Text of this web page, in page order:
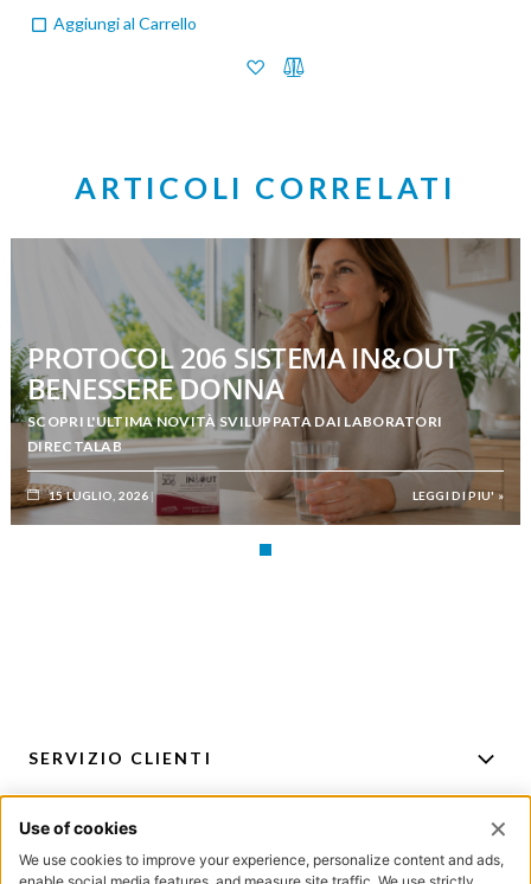
Aggiungi al Carrello
ARTICOLI CORRELATI
PROTOCOL 206 SISTEMA IN&OUT
BENESSERE DONNA
SCOPRI L'ULTIMA NOVITÀ SVILUPPATA DAI LABORATORI
DIRECTALAB
15 LUGLIO, 2026 LEGGI DI PIU' »
SERVIZIO CLIENTI